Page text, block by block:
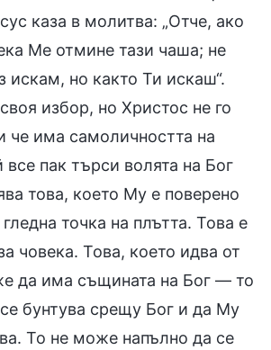
каза в молитва: „Отче, ако
Ме отмине тази чаша; не
искам, но както Ти искаш“.
избор, но Христос не го
че има самоличността на
пак търси волята на Бог
това, което Му е поверено
точка на плътта. Това е
човека. Това, което идва от
да има същината на Бог — то
бунтува срещу Бог и да Му
То не може напълно да се